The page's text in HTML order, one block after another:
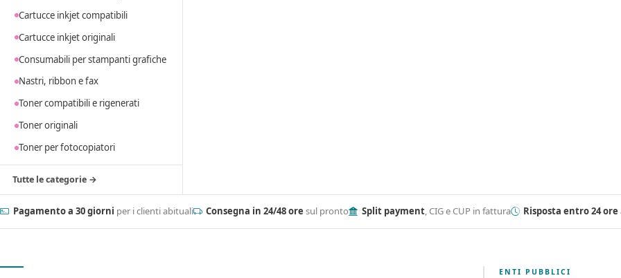
Cartucce inkjet compatibili
Cartucce inkjet originali
Consumabili per stampanti grafiche
Nastri, ribbon e fax
Toner compatibili e rigenerati
Toner originali
Toner per fotocopiatori
Tutte le categorie →
Pagamento a 30 giorni per i clienti abituali Consegna in 24/48 ore sul pronto Split payment, CIG e CUP in fattura Risposta entro 24 ore
ENTI PUBBLICI